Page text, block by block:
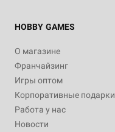
HOBBY GAMES
О магазине
Франчайзинг
Игры оптом
Корпоративные подарки
Работа у нас
Новости